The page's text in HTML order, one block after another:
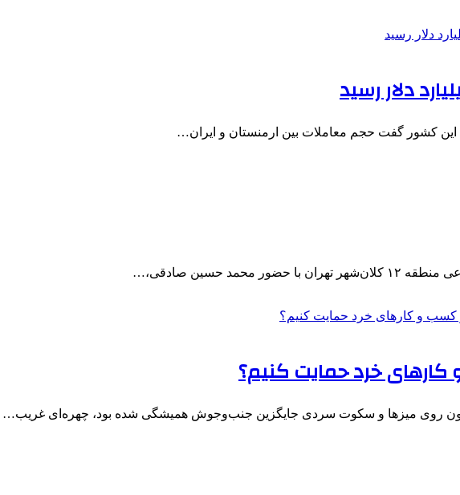
این کشور گفت حجم معاملات بین ارمنستان و ایران…
حسین صادقی،…
خرد حمایت کنیم؟
روی میزها و سکوت سردی جایگزین جنب‌وجوش همیشگی شده بود، چهره‌ای غریب…